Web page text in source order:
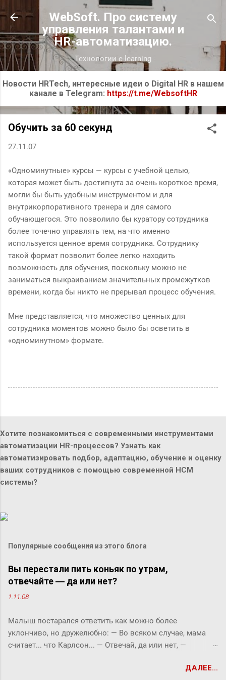
К основному контенту
WebSoft. Про систему
управления талантами и
HR-автоматизацию.
Технологии e-learning
Новости HRTech, интересные идеи о Digital HR в нашем
канале в Telegram: https://t.me/WebsoftHR
Обучить за 60 секунд
27.11.07
«Одноминутные» курсы — курсы с учебной целью,
которая может быть достигнута за очень короткое время,
могли бы быть удобным инструментом и для
внутрикорпоративного тренера и для самого
обучающегося. Это позволило бы куратору сотрудника
более точечно управлять тем, на что именно
используется ценное время сотрудника. Сотруднику
такой формат позволит более легко находить
возможность для обучения, поскольку можно не
заниматься выкраиванием значительных промежутков
времени, когда бы никто не прерывал процесс обучения.
Мне представляется, что множество ценных для
сотрудника моментов можно было бы осветить в
«одноминутном» формате.
Хотите познакомиться с современными инструментами
автоматизации HR-процессов? Узнать как
автоматизировать подбор, адаптацию, обучение и оценку
ваших сотрудников с помощью современной HCM
системы?
Популярные сообщения из этого блога
Вы перестали пить коньяк по утрам,
отвечайте ― да или нет?
1.11.08
Малыш постарался ответить как можно более
уклончиво, но дружелюбно: ― Во всяком случае, мама
считает... что Карлсон... ― Отвечай, да или нет, ―
Карлсон должен у нас обедать? ― Во всяком случае, она
ДАЛЕЕ...